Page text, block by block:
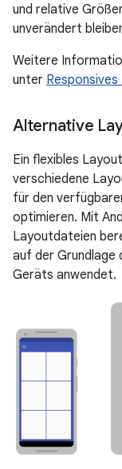
und relative
unverändert
Weitere
unter Responsives
Alternative
Ein flexibles
verschiedene
für den
optimieren. Mit
Layoutdateien
auf der Grundlage
Geräts anwendet.